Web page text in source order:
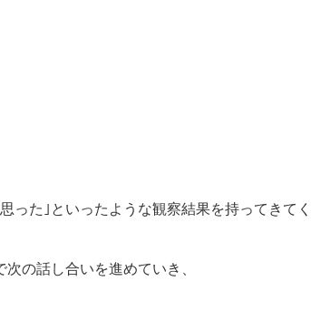
った｣といったような観察結果を持ってきてく
次の話し合いを進めていき、